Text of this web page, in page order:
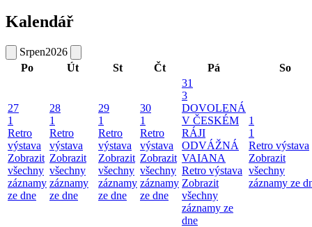
Kalendář
Srpen2026
Po
Út St Čt Pá So
27
1
Retro
výstava
Zobrazit
všechny
záznamy
ze dne
28
1
Retro
výstava
Zobrazit
všechny
záznamy
ze dne
29
1
Retro
výstava
Zobrazit
všechny
záznamy
ze dne
30
1
Retro
výstava
Zobrazit
všechny
záznamy
ze dne
31
3
DOVOLENÁ
V ČESKÉM
RÁJI
ODVÁŽNÁ
VAIANA
Retro výstava
Zobrazit
všechny
záznamy ze
dne
1
1
Retro výstava
Zobrazit
všechny
záznamy ze